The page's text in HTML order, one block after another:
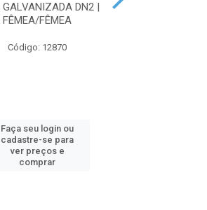
GALVANIZADA DN2 |
FÊMEA/FÊMEA
Código: 12870
Faça seu login ou
cadastre-se para
ver preços e
comprar